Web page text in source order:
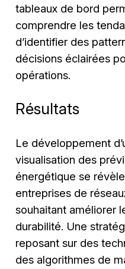
tableaux de bord
comprendre les
d’identifier des
décisions éclairées
opérations.
Résultats
Le développement
visualisation des
énergétique se
entreprises de
souhaitant améliorer
durabilité. Une
reposant sur des
des algorithmes de